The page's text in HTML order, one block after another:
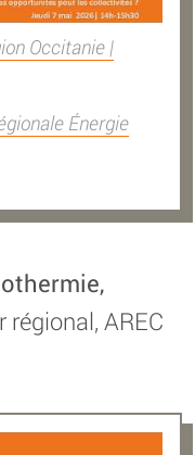
Occitanie |
Énergie
AREC